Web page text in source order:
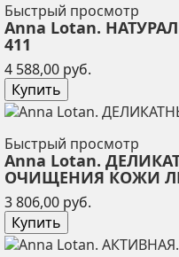
Быстрый просмотр
Anna Lotan.
411
4 588,00 руб.
Купить
Быстрый просмотр
Anna Lotan.
ОЧИЩЕНИЯ КОЖИ
3 806,00 руб.
Купить